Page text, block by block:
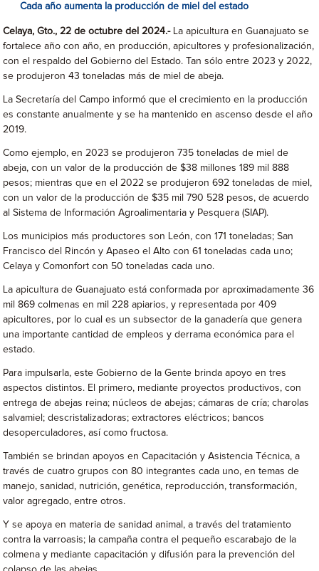
Cada año aumenta la producción de miel del estado
Celaya, Gto., 22 de octubre del 2024.-La apicultura en Guanajuato se
fortalece año con año, en producción, apicultores y profesionalización,
con el respaldo del Gobierno del Estado. Tan sólo entre 2023 y 2022,
se produjeron 43 toneladas más de miel de abeja.
La Secretaría del Campo informó que el crecimiento en la producción
es constante anualmente y se ha mantenido en ascenso desde el año
2019.
Como ejemplo, en 2023 se produjeron 735 toneladas de miel de
abeja, con un valor de la producción de $38 millones 189 mil 888
pesos; mientras que en el 2022 se produjeron 692 toneladas de miel,
con un valor de la producción de $35 mil 790 528 pesos, de acuerdo
al Sistema de Información Agroalimentaria y Pesquera (SIAP).
Los municipios más productores son León, con 171 toneladas; San
Francisco del Rincón y Apaseo el Alto con 61 toneladas cada uno;
Celaya y Comonfort con 50 toneladas cada uno.
La apicultura de Guanajuato está conformada por aproximadamente 36
mil 869 colmenas en mil 228 apiarios, y representada por 409
apicultores, por lo cual es un subsector de la ganadería que genera
una importante cantidad de empleos y derrama económica para el
estado.
Para impulsarla, este Gobierno de la Gente brinda apoyo en tres
aspectos distintos. El primero, mediante proyectos productivos, con
entrega de abejas reina; núcleos de abejas; cámaras de cría; charolas
salvamiel; descristalizadoras; extractores eléctricos; bancos
desoperculadores, así como fructosa.
También se brindan apoyos en Capacitación y Asistencia Técnica, a
través de cuatro grupos con 80 integrantes cada uno, en temas de
manejo, sanidad, nutrición, genética, reproducción, transformación,
valor agregado, entre otros.
Y se apoya en materia de sanidad animal, a través del tratamiento
contra la varroasis; la campaña contra el pequeño escarabajo de la
colmena y mediante capacitación y difusión para la prevención del